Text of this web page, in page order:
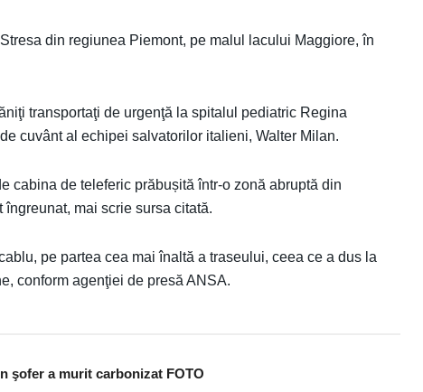
din regiunea Piemont, pe malul lacului Maggiore, în
transportaţi de urgenţă la spitalul pediatric Regina
cuvânt al echipei salvatorilor italieni, Walter Milan.
cabina de teleferic prăbușită într-o zonă abruptă din
mai scrie sursa citată.
pe partea cea mai înaltă a traseului, ceea ce a dus la
conform agenţiei de presă ANSA.
şofer a murit carbonizat FOTO